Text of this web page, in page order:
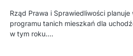
Rząd Prawa i Sprawiedliwości
programu tanich mieszkań dla
w tym roku.…